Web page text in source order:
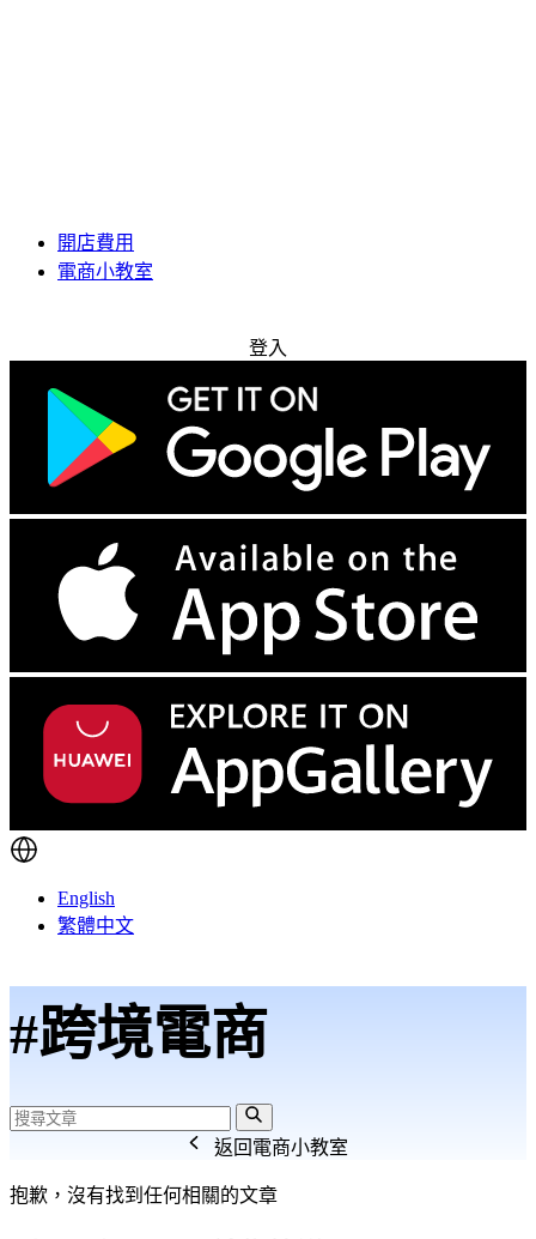
開店費用
電商小教室
登入
English
繁體中文
#跨境電商
返回電商小教室
抱歉，沒有找到任何相關的文章